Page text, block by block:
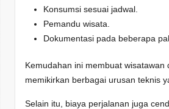
Konsumsi sesuai jadwal.
Pemandu wisata.
Dokumentasi pada beberapa
Kemudahan ini membuat
memikirkan berbagai urusan teknis
Selain itu, biaya perjalanan juga